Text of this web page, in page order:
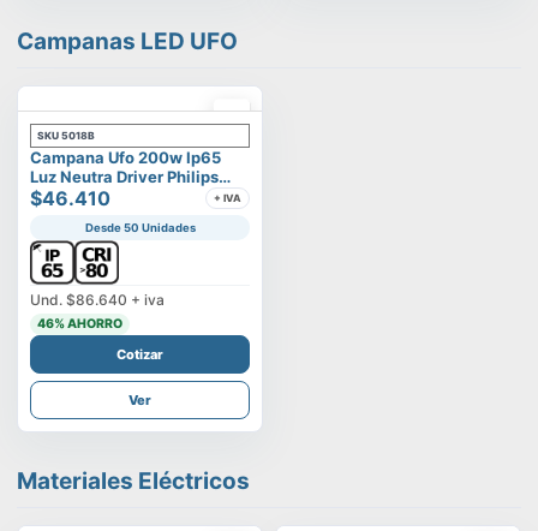
Campanas LED UFO
SKU 5018B
Campana Ufo 200w Ip65
Luz Neutra Driver Philips
Modelo Eltanin
$46.410 + IVA
Desde 50 Unidades
Und. $86.640 + iva
46% AHORRO
Cotizar
Ver
Materiales Eléctricos